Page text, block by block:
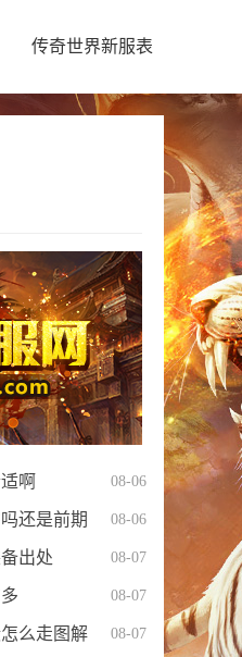
传奇世界新服表
啊 08-06
还是前期 08-06
出处 08-07
08-07
么走图解 08-07